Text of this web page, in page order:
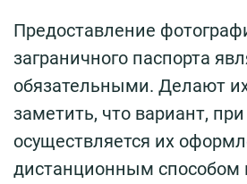
Предоставление
заграничного паспорта
обязательными. Делают
заметить, что вариант,
осуществляется их
дистанционным способом